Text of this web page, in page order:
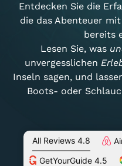
Entdecken Sie die
die das Abenteuer
bereits
Lesen Sie, was
unvergesslichen
Inseln sagen, und
Boots- oder
All Reviews 4.8
GetYourGuide 4.5